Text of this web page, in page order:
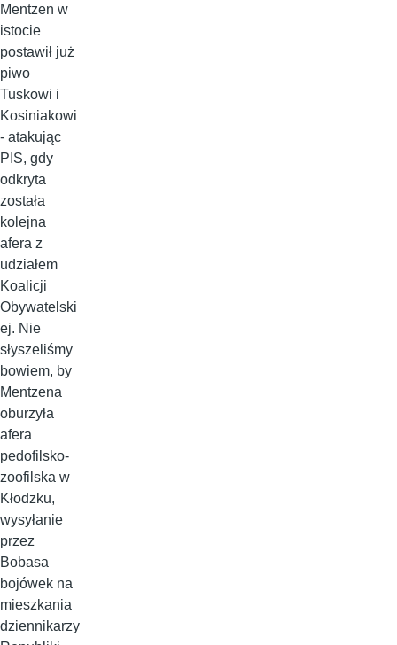
Mentzen w
istocie
postawił już
piwo
Tuskowi i
Kosiniakowi
- atakując
PIS, gdy
odkryta
została
kolejna
afera z
udziałem
Koalicji
Obywatelski
ej. Nie
słyszeliśmy
bowiem, by
Mentzena
oburzyła
afera
pedofilsko-
zoofilska w
Kłodzku,
wysyłanie
przez
Bobasa
bojówek na
mieszkania
dziennikarzy